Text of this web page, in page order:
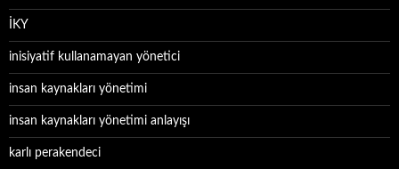
İKY
inisiyatif kullanamayan yönetici
insan kaynakları yönetimi
insan kaynakları yönetimi anlayışı
karlı perakendeci